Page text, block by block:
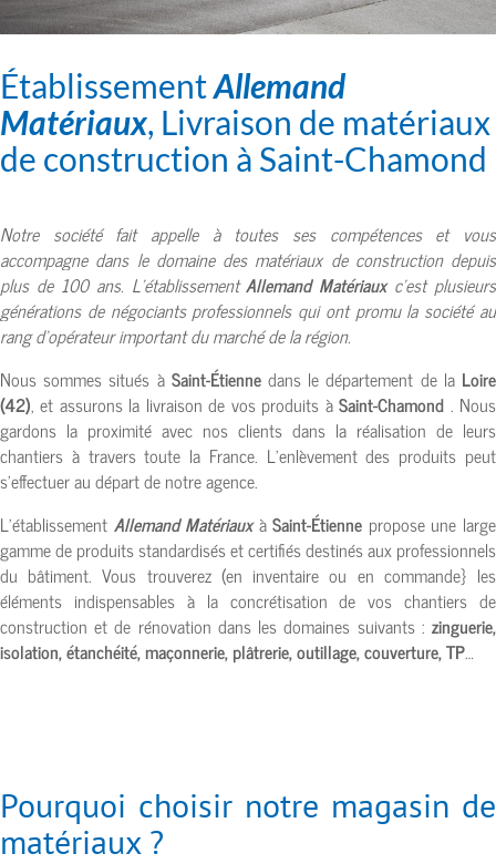
ÉtablissementAllemand
Matériaux, Livraison de matériaux
de construction à Saint-Chamond
Notre société fait appelle à toutes ses compétences et vous
accompagne dans le domaine des matériaux de construction depuis
plus de 100 ans. L’établissementAllemand Matériauxc’est plusieurs
générations de négociants professionnels qui ont promu la société au
rang d’opérateur important du marché de la région.
Nous sommes situés à Saint-Étiennedans le département de la Loire
(42), et assurons la livraison de vos produits àSaint-Chamond . Nous
gardons la proximité avec nos clients dans la réalisation de leurs
chantiers à travers toute la France. L’enlèvement des produits peut
s’effectuer au départ de notre agence.
L’établissement Allemand MatériauxàSaint-Étienne propose une large
gamme de produits standardisés et certifiés destinés aux professionnels
du bâtiment. Vous trouverez (en inventaire ou en commande} les
éléments indispensables à la concrétisation de vos chantiers de
construction et de rénovation dans les domaines suivants : zinguerie,
isolation, étanchéité, maçonnerie, plâtrerie, outillage, couverture, TP…
Pourquoi choisir notre magasin de
matériaux ?